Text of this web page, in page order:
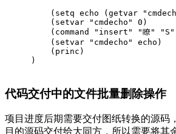
    (
setq echo ( getvar
    (
setvar "cmdecho" 0 )
    (
command "insert" "瞭" "S"
    (
setvar "cmdecho"
echo)
    (
princ )
)
代码交付中的文件批量删除操作
项目进度后期需要交付图纸转换的源码
目的源码交付给大同方，所以需要将其